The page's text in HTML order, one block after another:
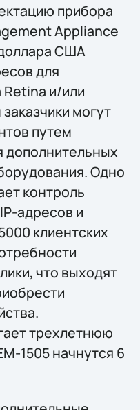
прибора
Appliance
США
для
Retina и/или
могут
путем
дополнительных
Одно
контроль
адресов и
клиентских
что выходят
трехлетнюю
1505 начнутся 6